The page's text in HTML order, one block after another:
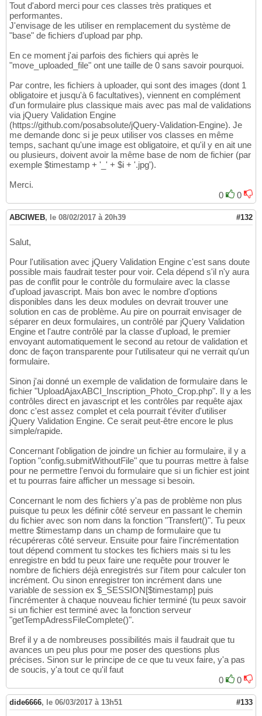
Tout d'abord merci pour ces classes très pratiques et
performantes.
J'envisage de les utiliser en remplacement du système de
"base" de fichiers d'upload par php.
En ce moment j'ai parfois des fichiers qui après le
"move_uploaded_file" ont une taille de 0 sans savoir pourquoi.
Par contre, les fichiers à uploader, qui sont des images (dont 1
obligatoire et jusqu'à 6 facultatives), viennent en complément
d'un formulaire plus classique mais avec pas mal de validations
via jQuery Validation Engine
(https://github.com/posabsolute/jQuery-Validation-Engine). Je
me demande donc si je peux utiliser vos classes en même
temps, sachant qu'une image est obligatoire, et qu'il y en ait une
ou plusieurs, doivent avoir la même base de nom de fichier (par
exemple $timestamp + '_' + $i + '.jpg').
Merci.
0
0
ABCIWEB, le 08/02/2017 à 20h39 #132
Salut,
Pour l'utilisation avec jQuery Validation Engine c'est sans doute
possible mais faudrait tester pour voir. Cela dépend s'il n'y aura
pas de conflit pour le contrôle du formulaire avec la classe
d'upload javascript. Mais bon avec le nombre d'options
disponibles dans les deux modules on devrait trouver une
solution en cas de problème. Au pire on pourrait envisager de
séparer en deux formulaires, un contrôlé par jQuery Validation
Engine et l'autre contrôlé par la classe d'upload, le premier
envoyant automatiquement le second au retour de validation et
donc de façon transparente pour l'utilisateur qui ne verrait qu'un
formulaire.
Sinon j'ai donné un exemple de validation de formulaire dans le
fichier "UploadAjaxABCI_Inscription_Photo_Crop.php". Il y a les
contrôles direct en javascript et les contrôles par requête ajax
donc c'est assez complet et cela pourrait t'éviter d'utiliser
jQuery Validation Engine. Ce serait peut-être encore le plus
simple/rapide.
Concernant l'obligation de joindre un fichier au formulaire, il y a
l'option "config.submitWithoutFile" que tu pourras mettre à false
pour ne permettre l'envoi du formulaire que si un fichier est joint
et tu pourras faire afficher un message si besoin.
Concernant le nom des fichiers y'a pas de problème non plus
puisque tu peux les définir côté serveur en passant le chemin
du fichier avec son nom dans la fonction "Transfert()". Tu peux
mettre $timestamp dans un champ de formulaire que tu
récupéreras côté serveur. Ensuite pour faire l'incrémentation
tout dépend comment tu stockes tes fichiers mais si tu les
enregistre en bdd tu peux faire une requête pour trouver le
nombre de fichiers déjà enregistrés sur l'item pour calculer ton
incrément. Ou sinon enregistrer ton incrément dans une
variable de session ex $_SESSION[$timestamp] puis
l'incrémenter à chaque nouveau fichier terminé (tu peux savoir
si un fichier est terminé avec la fonction serveur
"getTempAdressFileComplete()".
Bref il y a de nombreuses possibilités mais il faudrait que tu
avances un peu plus pour me poser des questions plus
précises. Sinon sur le principe de ce que tu veux faire, y'a pas
de soucis, y'a tout ce qu'il faut
0
0
dide6666, le 06/03/2017 à 13h51 #133